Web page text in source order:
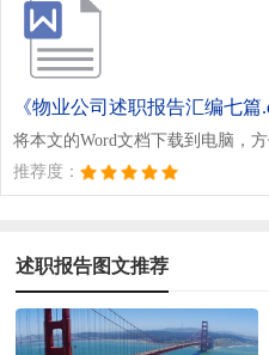
《物业公司述职报告汇编七篇
将本文的Word文档下载到电脑，
推荐度：
述职报告图文推荐